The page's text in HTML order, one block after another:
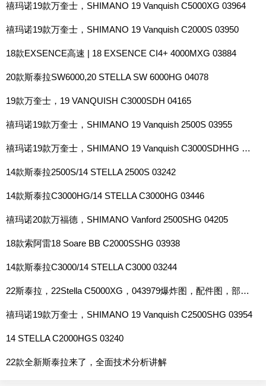
禧玛诺19款万奎士，SHIMANO 19 Vanquish C5000XG 03964
禧玛诺19款万奎士，SHIMANO 19 Vanquish C2000S 03950
18款EXSENCE高速 | 18 EXSENCE CI4+ 4000MXG 03884
20款斯泰拉SW6000,20 STELLA SW 6000HG 04078
19款万奎士，19 VANQUISH C3000SDH 04165
禧玛诺19款万奎士，SHIMANO 19 Vanquish 2500S 03955
禧玛诺19款万奎士，SHIMANO 19 Vanquish C3000SDHHG 03959
14款斯泰拉2500S/14 STELLA 2500S 03242
14款斯泰拉C3000HG/14 STELLA C3000HG 03446
禧玛诺20款万福德，SHIMANO Vanford 2500SHG 04205
18款索阿雷18 Soare BB C2000SSHG 03938
14款斯泰拉C3000/14 STELLA C3000 03244
22斯泰拉，22Stella C5000XG，043979爆炸图，配件图，部件手册，使用说明书
禧玛诺19款万奎士，SHIMANO 19 Vanquish C2500SHG 03954
14 STELLA C2000HGS 03240
22款全新斯泰拉来了，全面技术分析讲解